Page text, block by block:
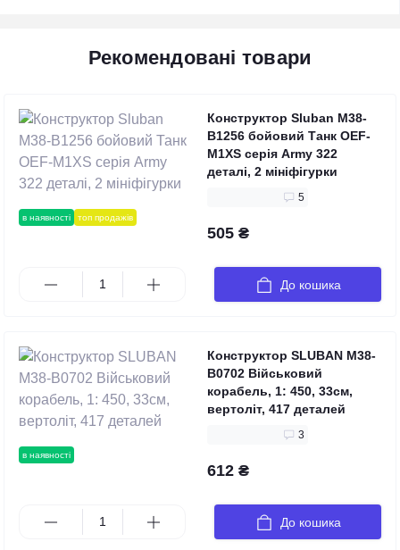
Рекомендовані товари
в наявності топ продажів
Конструктор Sluban M38-
B1256 бойовий Танк OEF-
M1XS серія Army 322
деталі, 2 мініфігурки
5
505 ₴
До кошика
в наявності
Конструктор SLUBAN M38-
B0702 Військовий
корабель, 1: 450, 33см,
вертоліт, 417 деталей
3
612 ₴
До кошика